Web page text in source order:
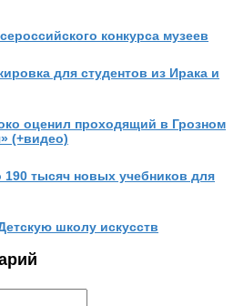
конкурса музеев
для студентов из Ирака и
оценил проходящий в Грозном
(+видео)
190 тысяч новых учебников для
школу искусств